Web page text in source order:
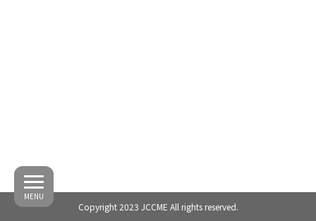
MENU
Copyright 2023 JCCME All rights reserved.